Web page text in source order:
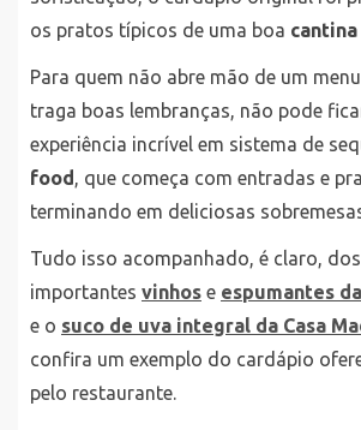
os pratos típicos de uma boa
Para quem não abre mão de um
traga boas lembranças, não pode
experiência incrível em sistema de
food, que começa com entradas e
terminando em deliciosas
Tudo isso acompanhado, é claro,
importantes vinhos e espumantes
e o suco de uva integral da Casa
confira um exemplo do cardápio
pelo restaurante.